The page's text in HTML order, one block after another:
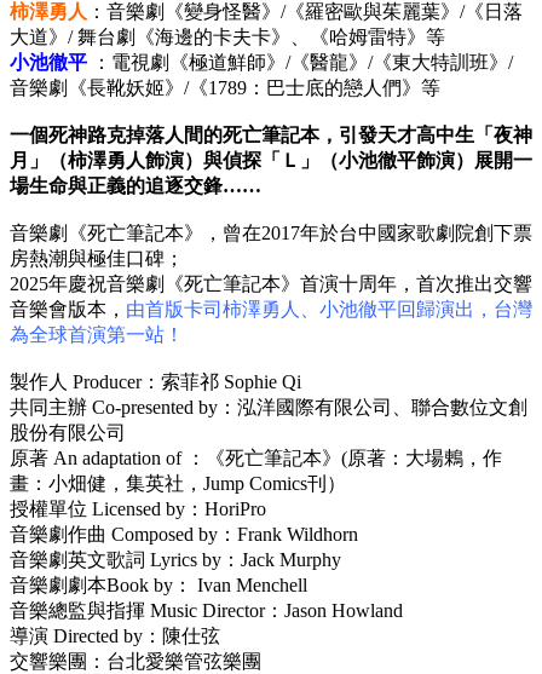
柿澤勇人 ：音樂劇《變身怪醫》/《羅密歐與茱麗葉》/《日落
大道》/ 舞台劇《海邊的卡夫卡》、《哈姆雷特》等
小池徹平
：電視劇《極道鮮師》/《醫龍》/《東大特訓班》/
音樂劇《長靴妖姬》/《1789：巴士底的戀人們》等
一個死神路克掉落人間的死亡筆記本，引發天才高中生「夜神
月」（柿澤勇人飾演）與偵探「Ｌ」（小池徹平飾演）展開一
場生命與正義的追逐交鋒……
音樂劇《死亡筆記本》，曾在2017年於台中國家歌劇院創下票
房熱潮與極佳口碑；
2025年慶祝音樂劇《死亡筆記本》首演十周年，首次推出交響
音樂會版本， 由首版卡司柿澤勇人、小池徹平回歸演出，台灣
為全球首演第一站！
製作人 Producer：索菲祁 Sophie Qi
共同主辦 Co-presented by：泓洋國際有限公司、聯合數位文創
股份有限公司
原著 An adaptation of ：《死亡筆記本》(原著：大場鶇，作
畫：小畑健，集英社，Jump Comics刊）
授權單位 Licensed by：HoriPro
音樂劇作曲 Composed by：Frank Wildhorn
音樂劇英文歌詞 Lyrics by：Jack Murphy
音樂劇劇本Book by： Ivan Menchell
音樂總監與指揮 Music Director：Jason Howland
導演 Directed by：陳仕弦
交響樂團：台北愛樂管弦樂團